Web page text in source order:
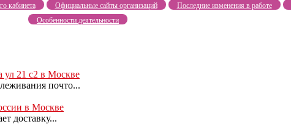
кабинета Официальные сайты организаций Последние изменения в работе
Особенности деятельности
ул 21 с2 в Москве
почто...
в Москве
доставку...